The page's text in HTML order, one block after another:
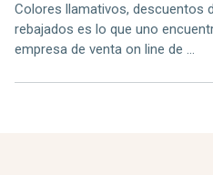
Colores llamativos, descuentos
rebajados es lo que uno
empresa de venta on line de ...